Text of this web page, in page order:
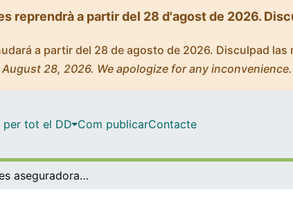
reprendrà a partir del 28 d'agost de 2026.
a partir del 28 de agosto de 2026. Disculpad las
28, 2026. We apologize for any inconvenience.
per tot el DD Com publicarContacte
Soluciones aseguradoras de acción social (público-privada) para personas en situación de vulnerabilidad. Exclusión Social / Residencial y Pobreza Energética